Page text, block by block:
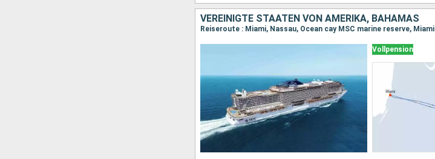
VEREINIGTE STAATEN VON AMERIKA, BAHAMAS
Reiseroute : Miami, Nassau, Ocean cay MSC marine reserve, Miami
Vollpension